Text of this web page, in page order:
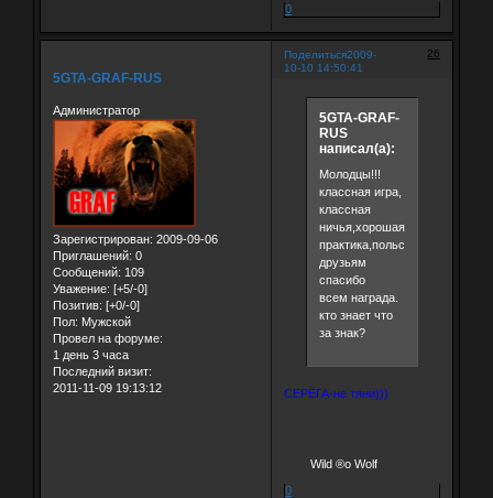
0
Поделиться 26
2009-
10-10 14:50:41
5GTA-GRAF-RUS
Администратор
Зарегистрирован: 2009-09-06
Приглашений: 0
Сообщений: 109
Уважение: [+5/-0]
Позитив: [+0/-0]
Пол: Мужской
Провел на форуме:
1 день 3 часа
Последний визит:
2011-11-09 19:13:12
5GTA-GRAF-
RUS
написал(а):
Молодцы!!!
классная игра,
классная
ничья,хорошая
практика,польским
друзьям
спасибо
всем награда.
кто знает что
за знак?
СЕРЁГА-не тяни)))
Wild ®о Wolf
0